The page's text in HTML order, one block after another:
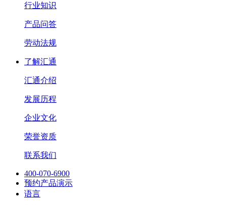
行业知识
产品问答
劳动法规
了解汇通
汇通介绍
发展历程
企业文化
荣誉资质
联系我们
400-070-6900
预约产品演示
语言